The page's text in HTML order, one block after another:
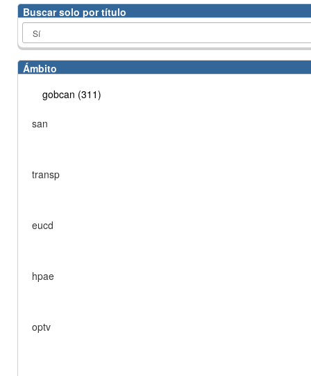
Buscar solo por título
Ámbito
gobcan (311)
san
transp
eucd
hpae
optv